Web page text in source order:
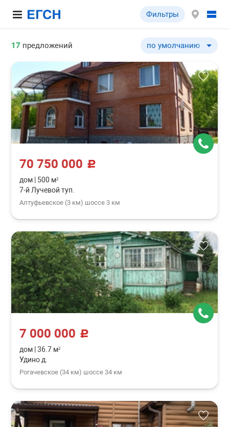
Фильтры
17 предложений по умолчанию
по умолчанию
по цене ↓
по цене ↑
по шоссе ↓
по шоссе ↑
по удаленности от
по удаленности от
70 750 000 c
дом
500 м²
7-й Лучевой туп.
Алтуфьевское (3 км) шоссе 3 км
7 000 000 c
дом 36.7 м²
Удино д.
Рогачевское (34 км) шоссе 34 км